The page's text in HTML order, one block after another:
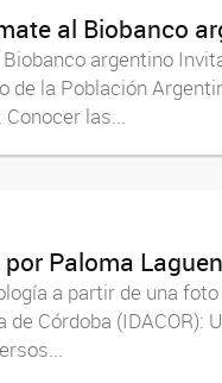
al Biobanco
argentino
de la Población
las...
Paloma
a partir de una
Córdoba (IDACOR):